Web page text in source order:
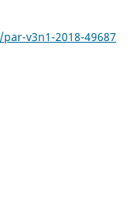
v3n1-2018-49687